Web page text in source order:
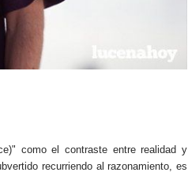
como el contraste entre realidad y
recurriendo al razonamiento, es